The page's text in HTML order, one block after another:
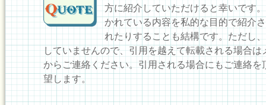
方に紹介していただけると幸いです
かれている内容を私的な目的で紹介
れたりすることも結構です。ただし
していませんので、引用を越えて転載される場合は
からご連絡ください。引用される場合にもご連絡を
望します。